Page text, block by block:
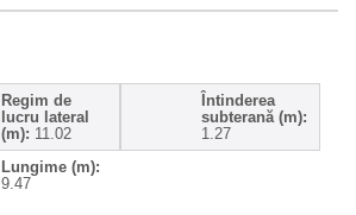
Regim de
lucru lateral
(m): 11.02
Întinderea
subterană (m):
1.27
Lungime (m):
9.47